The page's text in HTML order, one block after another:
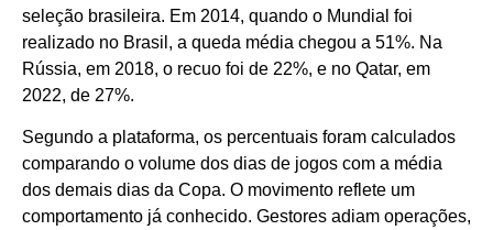
seleção brasileira. Em 2014, quando o Mundial foi
realizado no Brasil, a queda média chegou a 51%. Na
Rússia, em 2018, o recuo foi de 22%, e no Qatar, em
2022, de 27%.
Segundo a plataforma, os percentuais foram calculados
comparando o volume dos dias de jogos com a média
dos demais dias da Copa. O movimento reflete um
comportamento já conhecido. Gestores adiam operações,